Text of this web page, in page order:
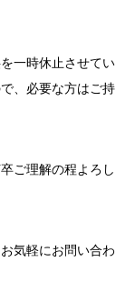
一時休止させてい
、必要な方はご持
ご理解の程よろし
気軽にお問い合わ